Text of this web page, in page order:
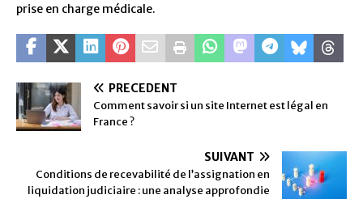
prise en charge médicale.
PRÉCÉDENT
Comment savoir si un site Internet est légal en
France ?
SUIVANT
Conditions de recevabilité de l’assignation en
liquidation judiciaire : une analyse approfondie